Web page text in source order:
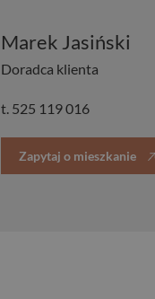
Marek Jasiński
Doradca klienta
t. 525 119 016
Zapytaj o mieszkanie